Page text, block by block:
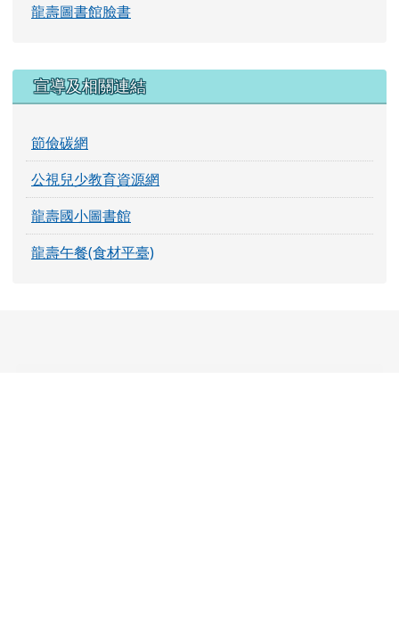
龍壽圖書館臉書
宣導及相關連結
節儉碳網
公視兒少教育資源網
龍壽國小圖書館
龍壽午餐(食材平臺)